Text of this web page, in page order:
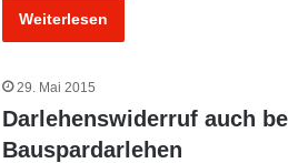
Weiterlesen
29. Mai 2015
Darlehenswiderruf auch
Bauspardarlehen